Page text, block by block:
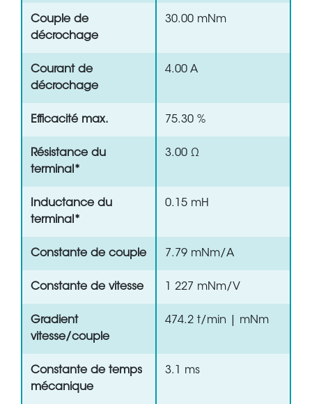
Couple de
décrochage
30.00 mNm
Courant de
décrochage
4.00 A
Efficacité max. 75.30 %
Résistance du
terminal*
3.00 Ω
Inductance du
terminal*
0.15 mH
Constante de couple 7.79 mNm/A
Constante de vitesse 1 227 mNm/V
Gradient
vitesse/couple
474.2 t/min | mNm
Constante de temps
mécanique
3.1 ms